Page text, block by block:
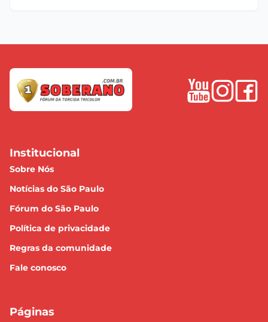
Institucional
Sobre Nós
Notícias do São Paulo
Fórum do São Paulo
Política de privacidade
Regras da comunidade
Fale conosco
Páginas